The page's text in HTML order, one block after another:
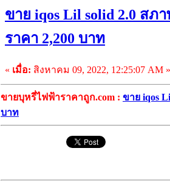
ขาย iqos Lil solid 2.0 สภ
ราคา 2,200 บาท
« เมื่อ: สิงหาคม 09, 2022, 12:25:07 AM »
ขายบุหรี่ไฟฟ้าราคาถูก.com : ขาย iqos
บาท